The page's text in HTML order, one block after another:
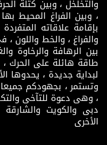
والتخلخل ، وبين كتلة
، وبين الفراغ المحيط
بإقامة علاقاته
والفراغ ، والخط
بين الرهافة والرخاوة
طاقة هائلة على الحرك
لبداية جديدة ، يحدوها
وتستمر ، بجهودكم
، وهى دعوة للتآخى
دبى والكويت والشارقة
الأخرى